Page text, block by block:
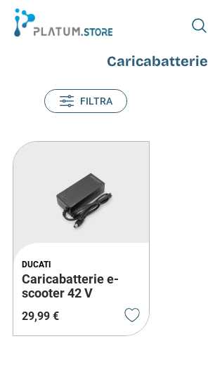
Caricabatterie
FILTRA
DUCATI
Caricabatterie e-
scooter 42 V
29,99 €